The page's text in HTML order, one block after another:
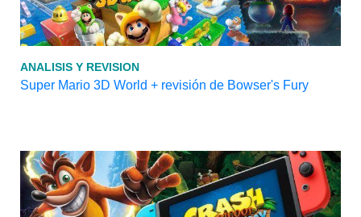
ANALISIS Y REVISION
Super Mario 3D World + revisión de Bowser's Fury